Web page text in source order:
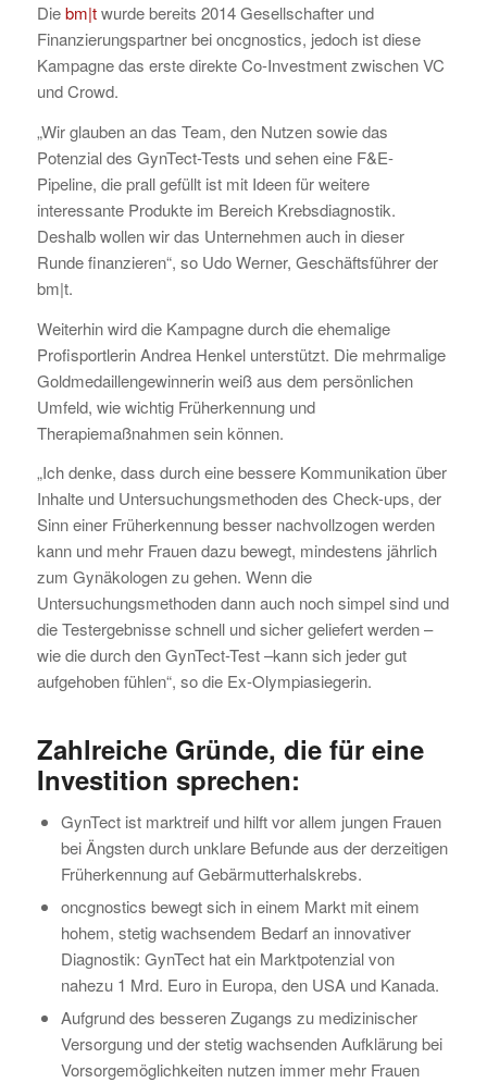
Diebm|twurde bereits 2014 Gesellschafter und
Finanzierungspartner bei oncgnostics, jedoch ist diese
Kampagne das erste direkte Co-Investment zwischen VC
und Crowd.
„Wir glauben an das Team, den Nutzen sowie das
Potenzial des GynTect-Tests und sehen eine F&E-
Pipeline, die prall gefüllt ist mit Ideen für weitere
interessante Produkte im Bereich Krebsdiagnostik.
Deshalb wollen wir das Unternehmen auch in dieser
Runde finanzieren“, so Udo Werner, Geschäftsführer der
bm|t.
Weiterhin wird die Kampagne durch die ehemalige
Profisportlerin Andrea Henkel unterstützt. Die mehrmalige
Goldmedaillengewinnerin weiß aus dem persönlichen
Umfeld, wie wichtig Früherkennung und
Therapiemaßnahmen sein können.
„Ich denke, dass durch eine bessere Kommunikation über
Inhalte und Untersuchungsmethoden des Check-ups, der
Sinn einer Früherkennung besser nachvollzogen werden
kann und mehr Frauen dazu bewegt, mindestens jährlich
zum Gynäkologen zu gehen. Wenn die
Untersuchungsmethoden dann auch noch simpel sind und
die Testergebnisse schnell und sicher geliefert werden –
wie die durch den GynTect-Test –kann sich jeder gut
aufgehoben fühlen“, so die Ex-Olympiasiegerin.
Zahlreiche Gründe, die für eine
Investition sprechen:
GynTect ist marktreif und hilft vor allem jungen Frauen
bei Ängsten durch unklare Befunde aus der derzeitigen
Früherkennung auf Gebärmutterhalskrebs.
oncgnostics bewegt sich in einem Markt mit einem
hohem, stetig wachsendem Bedarf an innovativer
Diagnostik: GynTect hat ein Marktpotenzial von
nahezu 1 Mrd. Euro in Europa, den USA und Kanada.
Aufgrund des besseren Zugangs zu medizinischer
Versorgung und der stetig wachsenden Aufklärung bei
Vorsorgemöglichkeiten nutzen immer mehr Frauen